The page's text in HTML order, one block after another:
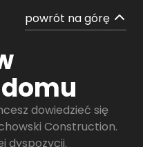
powrót na górę
dowiedzieć się
Construction.
dyspozycji.